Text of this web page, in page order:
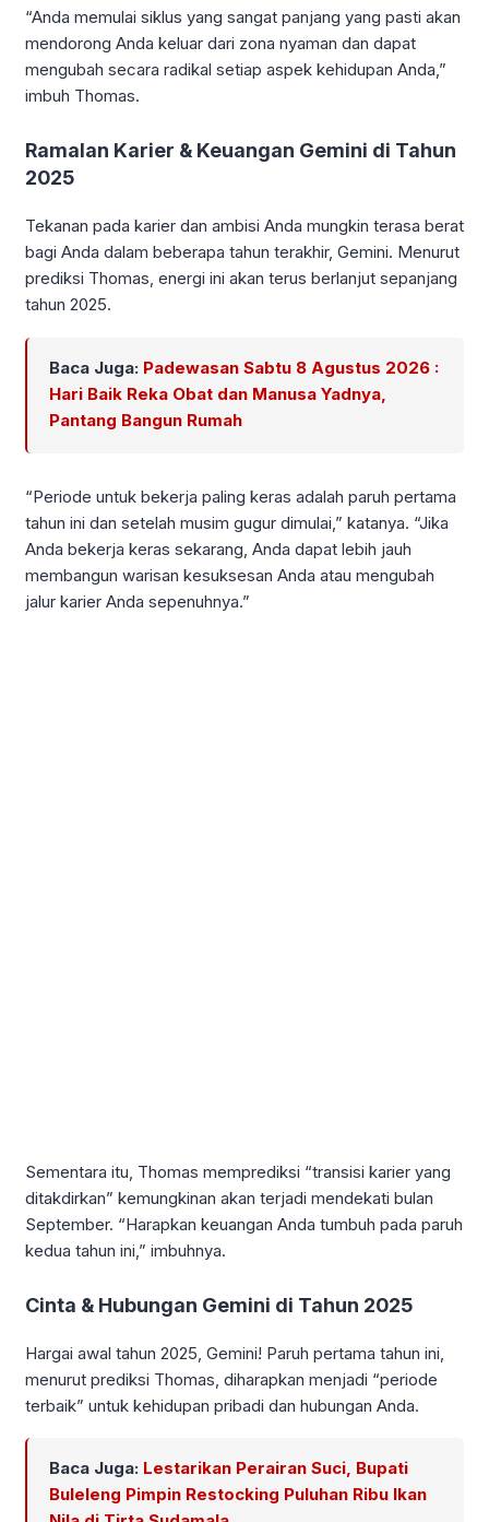
“Anda memulai siklus yang sangat panjang yang pasti akan
mendorong Anda keluar dari zona nyaman dan dapat
mengubah secara radikal setiap aspek kehidupan Anda,”
imbuh Thomas.
Ramalan Karier & Keuangan Gemini di Tahun
2025
Tekanan pada karier dan ambisi Anda mungkin terasa berat
bagi Anda dalam beberapa tahun terakhir, Gemini. Menurut
prediksi Thomas, energi ini akan terus berlanjut sepanjang
tahun 2025.
Baca Juga: Padewasan Sabtu 8 Agustus 2026 :
Hari Baik Reka Obat dan Manusa Yadnya,
Pantang Bangun Rumah
“Periode untuk bekerja paling keras adalah paruh pertama
tahun ini dan setelah musim gugur dimulai,” katanya. “Jika
Anda bekerja keras sekarang, Anda dapat lebih jauh
membangun warisan kesuksesan Anda atau mengubah
jalur karier Anda sepenuhnya.”
Sementara itu, Thomas memprediksi “transisi karier yang
ditakdirkan” kemungkinan akan terjadi mendekati bulan
September. “Harapkan keuangan Anda tumbuh pada paruh
kedua tahun ini,” imbuhnya.
Cinta & Hubungan Gemini di Tahun 2025
Hargai awal tahun 2025, Gemini! Paruh pertama tahun ini,
menurut prediksi Thomas, diharapkan menjadi “periode
terbaik” untuk kehidupan pribadi dan hubungan Anda.
Baca Juga: Lestarikan Perairan Suci, Bupati
Buleleng Pimpin Restocking Puluhan Ribu Ikan